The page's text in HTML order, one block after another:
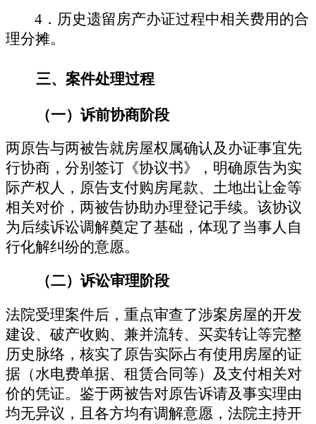
4 ． 历史遗留房产办证过程中相关费用的合
理分摊。
三、 案件处理过程
（一） 诉前协商阶段
两原告与两被告就房屋权属确认及办证事宜先
行协商， 分别签订《协议书》，明确原告为实
际产权人，原告支付购房尾款、土地出让金等
相关对价，两被告协助办理登记手续。该协议
为后续诉讼调解奠定了基础，体现了当事人自
行化解纠纷的意愿。
（二） 诉讼审理阶段
法院受理案件后，重点审查了涉案房屋的开发
建设、破产收购、兼并流转、买卖转让等完整
历史脉络，核实了原告实际占有使用房屋的证
据（水电费单据、租赁合同等）及支付相关对
价的凭证。鉴于两被告对原告诉请及事实理由
均无异议，且各方均有调解意愿，法院主持开